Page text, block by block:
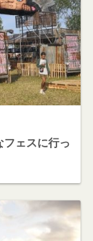
フェスに行っ